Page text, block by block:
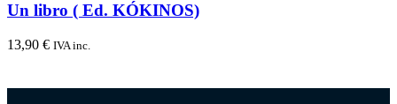
Un libro ( Ed. KÓKINOS)
13,90 € IVA inc.